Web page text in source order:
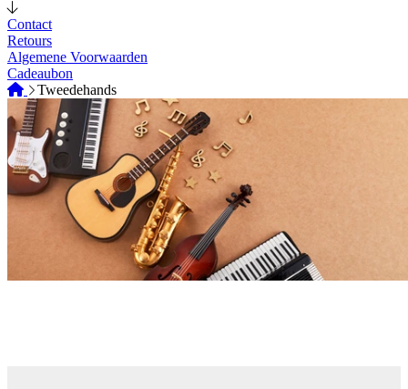
Contact
Retours
Algemene Voorwaarden
Cadeaubon
Tweedehands